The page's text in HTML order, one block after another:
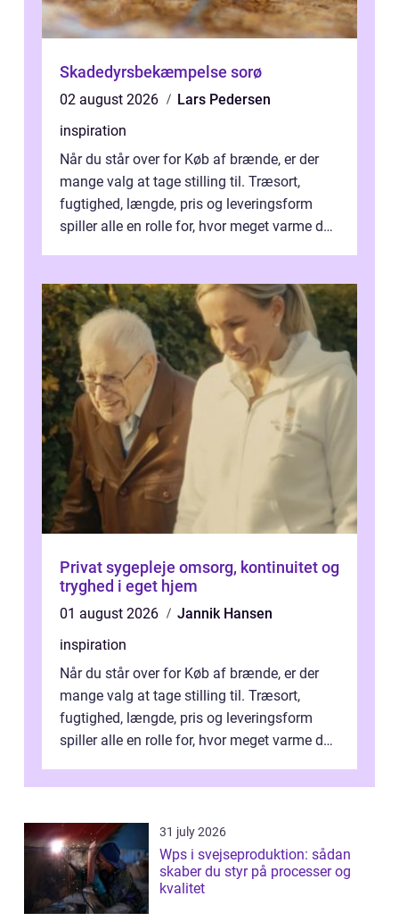
Skadedyrsbekæmpelse sorø
02 august 2026
Lars Pedersen
inspiration
Når du står over for Køb af brænde, er der
mange valg at tage stilling til. Træsort,
fugtighed, længde, pris og leveringsform
spiller alle en rolle for, hvor meget varme du
Privat sygepleje omsorg, kontinuitet og
tryghed i eget hjem
01 august 2026
Jannik Hansen
inspiration
Når du står over for Køb af brænde, er der
mange valg at tage stilling til. Træsort,
fugtighed, længde, pris og leveringsform
spiller alle en rolle for, hvor meget varme du
31 july 2026
Wps i svejseproduktion: sådan
skaber du styr på processer og
kvalitet